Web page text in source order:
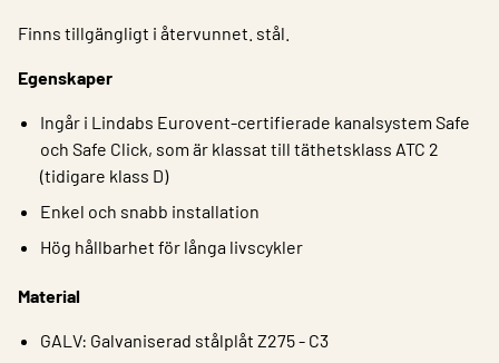
Logga in
Choose languge
Sweden
Finns tillgängligt i återvunnet. stål.
Egenskaper
Ingår i Lindabs Eurovent-certifierade kanalsystem Safe
och Safe Click, som är klassat till täthetsklass ATC 2
(tidigare klass D)
Enkel och snabb installation
Hög hållbarhet för långa livscykler
Material
GALV: Galvaniserad stålplåt Z275 - C3